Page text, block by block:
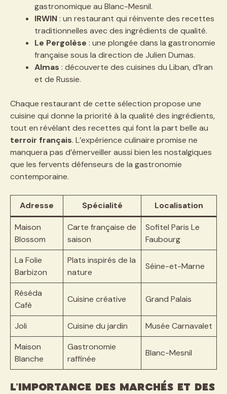
gastronomique au Blanc-Mesnil.
IRWIN: un restaurant qui réinvente des recettes
traditionnelles avec des ingrédients de qualité.
Le Pergolèse : une plongée dans la gastronomie
française sous la direction de Julien Dumas.
Almas : découverte des cuisines du Liban, d’Iran
et de Russie.
Chaque restaurant de cette sélection propose une
cuisine qui donne la priorité à la qualité des ingrédients,
tout en révélant des recettes qui font la part belle au
terroir français. L’expérience culinaire promise ne
manquera pas d’émerveiller aussi bien les nostalgiques
que les fervents défenseurs de la gastronomie
contemporaine.
Adresse Spécialité Localisation
Maison
Blossom
Carte française de
saison
Sofitel Paris Le
Faubourg
La Folie
Barbizon
Plats inspirés de la
nature
Séine-et-Marne
Réséda
Café
Cuisine créative Grand Palais
Joli Cuisine du jardin
Musée Carnavalet
Maison
Blanche
Gastronomie
raffinée
Blanc-Mesnil
L’importance des marchés et des